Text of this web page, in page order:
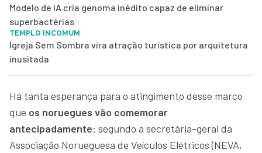
Modelo de IA cria genoma inédito capaz de eliminar
superbactérias
TEMPLO INCOMUM
Igreja Sem Sombra vira atração turística por arquitetura
inusitada
Há tanta esperança para o atingimento desse marco
que os noruegues vão comemorar
antecipadamente: segundo a secretária-geral da
Associação Norueguesa de Veículos Elétricos (NEVA,